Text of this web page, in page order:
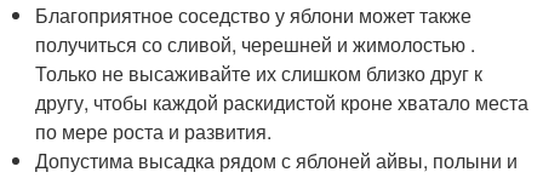
Благоприятное соседство у яблони может также
получиться со сливой, черешней и жимолостью .
Только не высаживайте их слишком близко друг к
другу, чтобы каждой раскидистой кроне хватало места
по мере роста и развития.
Допустима высадка рядом с яблоней айвы, полыни и